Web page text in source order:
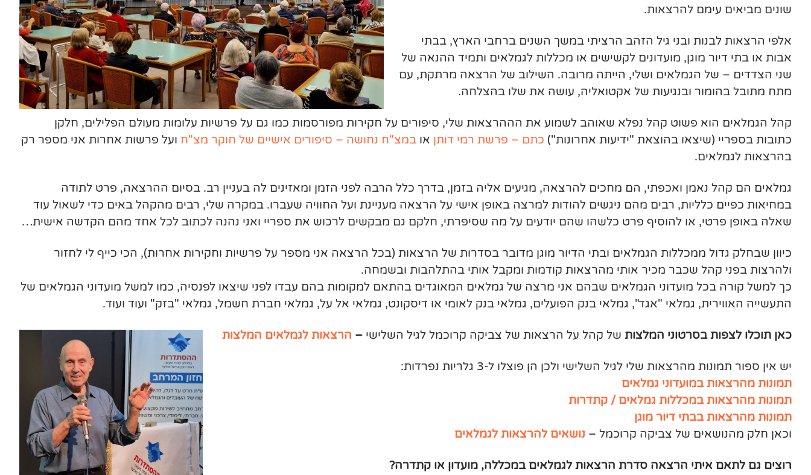
שונים מביאים עימם להרצאות.
אלפי הרצאות לבנות ובני גיל הזהב הרציתי במשך השנים ברחבי הארץ, בבתי
אבות או בתי דיור מוגן, מועדונים לקשישים או מכללות לגמלאים ותמיד ההנאה של
שני הצדדים – של הגמלאים ושלי, הייתה מרובה. השילוב של הרצאה מרתקת, עם
מתח מתובל בהומור ובנגיעות של אקטואליה, עושה את שלו בהצלחה.
קהל הגמלאים הוא פשוט קהל נפלא שאוהב לשמוע את הההרצאות שלי, סיפורים על חקירות מפורסמות כמו גם על פרשיות עלומות מעולם הפלילים, חלקן
כתובות בספריי (שיצאו בהוצאת "ידיעות אחרונות") כתם – פרשת רמי דותן או במצ"ח נחושה – סיפורים אישיים של חוקר מצ"ח ועל פרשות אחרות אני מספר רק
בהרצאות לגמלאים.
גמלאים הם קהל נאמן ואכפתי, הם מחכים להרצאה, מגיעים אליה בזמן, בדרך כלל הרבה לפני הזמן ומאזינים לה בעניין רב. בסיום ההרצאה, פרט לתודה
במחיאות כפיים כלליות, רבים מהם ניגשים להודות למרצה באופן אישי על הרצאה מעניינת ועל החוויה שעברו. במקרה שלי, רבים מהקהל באים כדי לשאול עוד
שאלה באופן פרטי, או להוסיף פרט כלשהו שהם יודעים על מה שסיפרתי, חלקם גם מבקשים לרכוש את ספריי ואני נהנה לכתוב לכל אחד מהם הקדשה אישית…
כיוון שבחלק גדול ממכללות הגמלאים ובתי הדיור מוגן מדובר בסדרות של הרצאות (בכל הרצאה אני מספר על פרשיות וחקירות אחרות), הכי כייף לי לחזור
ולהרצות בפני קהל שכבר מכיר אותי מהרצאות קודמות ומקבל אותי בהתלהבות ובשמחה.
כך למשל קורה בכל מועדוני הגמלאים שבהם אני מרצה של גמלאים המאוגדים בהתאם למקומות בהם עבדו לפני שיצאו לפנסיה, כמו למשל מועדוני הגמלאים של
התעשייה האווירית, גמלאי "אגד", גמלאי בנק הפועלים, גמלאי בנק לאומי או דיסקונט, גמלאי אל על, גמלאי חברת חשמל, גמלאי "בזק" ועוד ועוד.
כאן תוכלו לצפות בסרטוני המלצות של קהל על הרצאות של צביקה קרוכמל לגיל השלישי – הרצאות לגמלאים המלצות
יש אין ספור תמונות מהרצאות שלי לגיל השלישי ולכן הן פוצלו ל-3 גלריות נפרדות:
תמונות מהרצאות במועדוני גמלאים
תמונות מהרצאות במכללות גמלאים / קתדרות
תמונות מהרצאות בבתי דיור מוגן
וכאן חלק מהנושאים של צביקה קרוכמל – נושאים להרצאות לגמלאים
רוצים גם לתאם איתי הרצאה סדרת הרצאות לגמלאים במכללה, מועדון או קתדרה?